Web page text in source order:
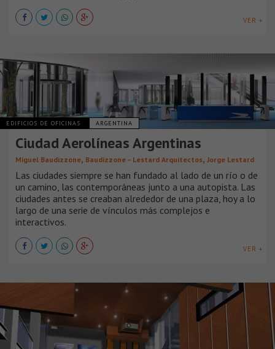
VER +
EDIFICIOS DE OFICINAS ARGENTINA
Ciudad Aerolíneas Argentinas
Miguel Baudizzone, Baudizzone – Lestard Arquitectos, Jorge Lestard
Las ciudades siempre se han fundado al lado de un río o de
un camino, las contemporáneas junto a una autopista. Las
ciudades antes se creaban alrededor de una plaza, hoy a lo
largo de una serie de vínculos más complejos e
interactivos.
VER +